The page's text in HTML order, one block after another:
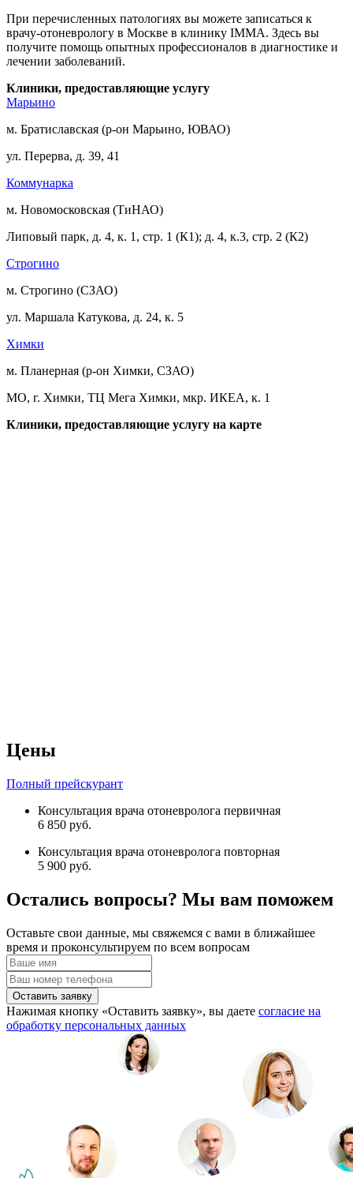
При перечисленных патологиях вы можете записаться к
врачу-отоневрологу в Москве в клинику IMMA. Здесь вы
получите помощь опытных профессионалов в диагностике и
лечении заболеваний.
Клиники, предоставляющие услугу
Марьино
м. Братиславская (р-он Марьино, ЮВАО)
ул. Перерва, д. 39, 41
Коммунарка
м. Новомосковская (ТиНАО)
Липовый парк, д. 4, к. 1, стр. 1 (К1); д. 4, к.3, стр. 2 (К2)
Строгино
м. Строгино (СЗАО)
ул. Маршала Катукова, д. 24, к. 5
Химки
м. Планерная (р-он Химки, СЗАО)
МО, г. Химки, ТЦ Мега Химки, мкр. ИКЕА, к. 1
Клиники, предоставляющие услугу на карте
Цены
Полный прейскурант
Консультация врача отоневролога первичная
6 850 руб.
Консультация врача отоневролога повторная
5 900 руб.
Остались вопросы? Мы вам поможем
Оставьте свои данные, мы свяжемся с вами в ближайшее
время и проконсультируем по всем вопросам
Оставить заявку
Нажимая кнопку «Оставить заявку», вы даете согласие на
обработку персональных данных